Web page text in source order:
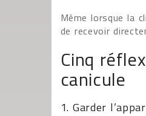
Même lorsque la
de recevoir
Cinq
canicule
1. Garder